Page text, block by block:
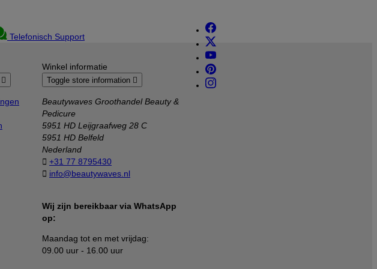
Telefonisch Support

Winkel informatie
Toggle store information 
Beautywaves Groothandel Beauty &
Pedicure
5951 HD Leijgraafweg 28 C
5951 HD Belfeld
Nederland
 +31 77 8795430
 info@beautywaves.nl
Wij zijn bereikbaar via WhatsApp
op:
Maandag tot en met vrijdag:
09.00 uur - 16.00 uur